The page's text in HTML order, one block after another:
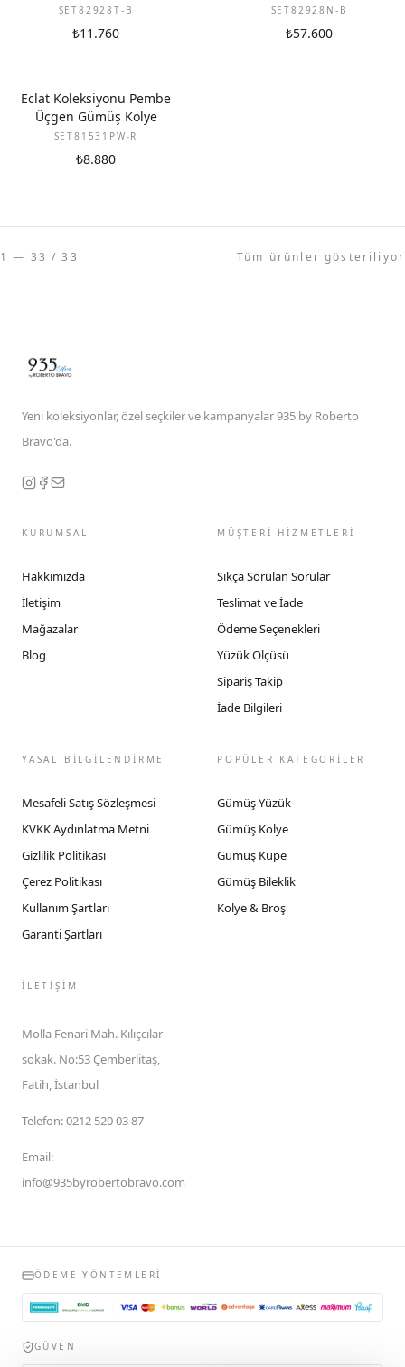
SET82928T-B
₺11.760
SET82928N-B
₺57.600
Eclat Koleksiyonu Pembe
Üçgen Gümüş Kolye
SET81531PW-R
₺8.880
1 — 33 / 33 Tüm ürünler gösteriliyor
Yeni koleksiyonlar, özel seçkiler ve kampanyalar 935 by Roberto
Bravo'da.
KURUMSAL
Hakkımızda
İletişim
Mağazalar
Blog
MÜŞTERİ HİZMETLERİ
Sıkça Sorulan Sorular
Teslimat ve İade
Ödeme Seçenekleri
Yüzük Ölçüsü
Sipariş Takip
İade Bilgileri
YASAL BİLGİLENDİRME
Mesafeli Satış Sözleşmesi
KVKK Aydınlatma Metni
Gizlilik Politikası
Çerez Politikası
Kullanım Şartları
Garanti Şartları
POPÜLER KATEGORİLER
Gümüş Yüzük
Gümüş Kolye
Gümüş Küpe
Gümüş Bileklik
Kolye & Broş
İLETIŞIM
Molla Fenari Mah. Kılıçcılar
sokak. No:53 Çemberlitaş,
Fatih, İstanbul
Telefon:0212 520 03 87
Email:
info@935byrobertobravo.com
ÖDEME YÖNTEMLERI
GÜVEN